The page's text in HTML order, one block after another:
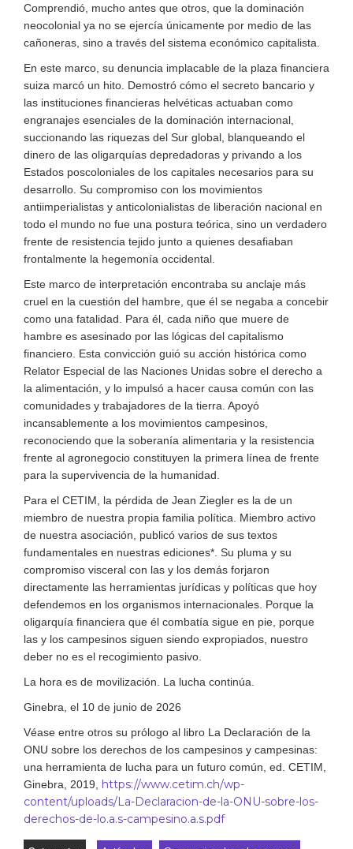
Comprendió, mucho antes que otros, que la dominación
neocolonial ya no se ejercía únicamente por medio de las
cañoneras, sino a través del sistema económico capitalista.
En este marco, su denuncia implacable de la plaza financiera
suiza marcó un hito. Demostró cómo el secreto bancario y
las instituciones financieras helvéticas actuaban como
engranajes esenciales de la dominación internacional,
succionando las riquezas del Sur global, blanqueando el
dinero de las oligarquías depredadoras y privando a los
Estados poscoloniales de los capitales necesarios para su
desarrollo. Su compromiso con los movimientos
antiimperialistas y anticolonialistas de liberación nacional en
todo el mundo no fue una postura teórica, sino un verdadero
frente de resistencia tejido junto a quienes desafiaban
frontalmente la hegemonía occidental.
Este marco de interpretación encontraba su anclaje más
cruel en la cuestión del hambre, que él se negaba a concebir
como una fatalidad. Para él, cada niño que muere de
hambre es asesinado por las lógicas del capitalismo
financiero. Esta convicción guió su acción histórica como
Relator Especial de las Naciones Unidas sobre el derecho a
la alimentación, y lo impulsó a hacer causa común con las
comunidades y trabajadores de la tierra. Apoyó
incansablemente a los movimientos campesinos,
reconociendo que la soberanía alimentaria y la resistencia
frente al agronegocio constituyen la primera línea de frente
para la supervivencia de la humanidad.
Para el CETIM, la pérdida de Jean Ziegler es la de un
miembro de nuestra propia familia política. Miembro activo
de nuestra asociación, publicó varios de sus textos
fundamentales en nuestras ediciones*. Su pluma y su
compromiso visceral con las y los demás forjaron
directamente las herramientas jurídicas y políticas que hoy
defendemos en los organismos internacionales. Porque la
oligarquía financiera que él combatía sigue en pie, porque
las y los campesinos siguen siendo expropiados, nuestro
deber no es el recogimiento pasivo.
La hora es de movilización. La lucha continúa.
Ginebra, el 10 de junio de 2026
Véase entre otros su prólogo al libro La Declaración de la
ONU sobre los derechos de los campesinos y campesinas:
una herramienta de lucha para un futuro común, ed. CETIM,
Ginebra, 2019, https://www.cetim.ch/wp-
content/uploads/La-Declaracion-de-la-ONU-sobre-los-
derechos-de-lo.a.s-campesino.a.s.pdf